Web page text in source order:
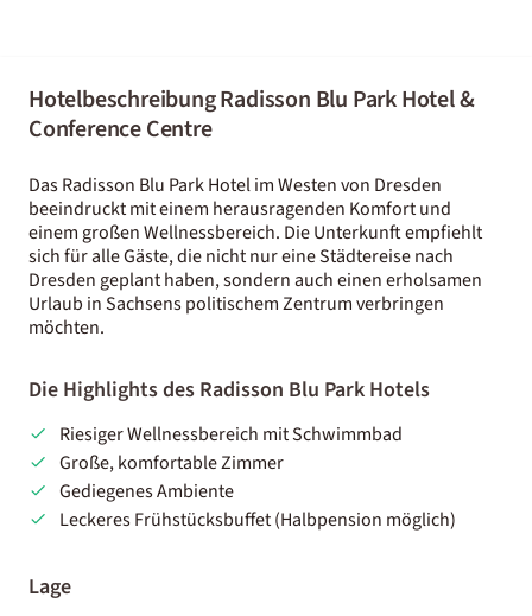
Hotelbeschreibung Radisson Blu Park Hotel &
Conference Centre
Das Radisson Blu Park Hotel im Westen von Dresden
beeindruckt mit einem herausragenden Komfort und
einem großen Wellnessbereich. Die Unterkunft empfiehlt
sich für alle Gäste, die nicht nur eine Städtereise nach
Dresden geplant haben, sondern auch einen erholsamen
Urlaub in Sachsens politischem Zentrum verbringen
möchten.
Die Highlights des Radisson Blu Park Hotels
Riesiger Wellnessbereich mit Schwimmbad
Große, komfortable Zimmer
Gediegenes Ambiente
Leckeres Frühstücksbuffet (Halbpension möglich)
Lage